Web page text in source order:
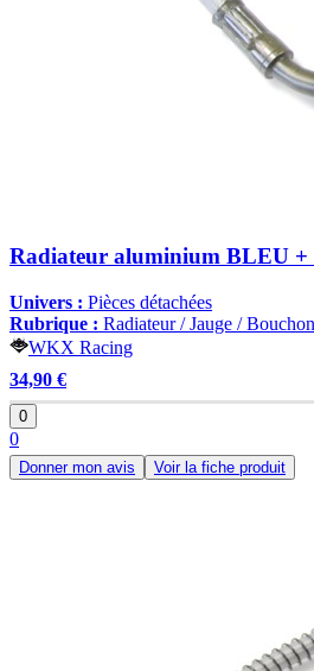
Radiateur aluminium BLEU +
Univers : Pièces détachées
Rubrique : Radiateur / Jauge / Bouchon
WKX Racing
34,90 €
0
0
Donner mon avis Voir la fiche produit